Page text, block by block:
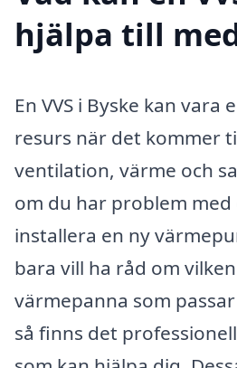
hjälpa till
En VVS i Byske kan vara
resurs när det kommer
ventilation, värme och
om du har problem
installera en ny
bara vill ha råd om
värmepanna som
så finns det